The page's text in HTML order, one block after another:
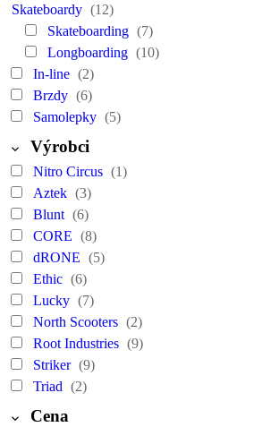
Skateboardy (12)
Skateboarding (7)
Longboarding (10)
In-line (2)
Brzdy (6)
Samolepky (5)
Výrobci
Nitro Circus (1)
Aztek (3)
Blunt (6)
CORE (8)
dRONE (5)
Ethic (6)
Lucky (7)
North Scooters (2)
Root Industries (9)
Striker (9)
Triad (2)
Cena